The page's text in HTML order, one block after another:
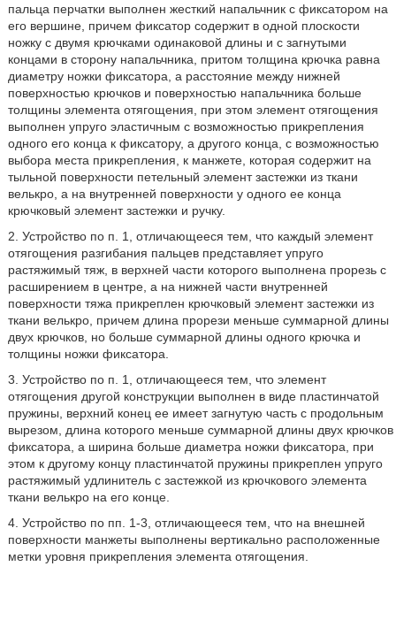
пальца перчатки выполнен жесткий напальчник с фиксатором на
его вершине, причем фиксатор содержит в одной плоскости
ножку с двумя крючками одинаковой длины и с загнутыми
концами в сторону напальчника, притом толщина крючка равна
диаметру ножки фиксатора, а расстояние между нижней
поверхностью крючков и поверхностью напальчника больше
толщины элемента отягощения, при этом элемент отягощения
выполнен упруго эластичным с возможностью прикрепления
одного его конца к фиксатору, а другого конца, с возможностью
выбора места прикрепления, к манжете, которая содержит на
тыльной поверхности петельный элемент застежки из ткани
велькро, а на внутренней поверхности у одного ее конца
крючковый элемент застежки и ручку.
2. Устройство по п. 1, отличающееся тем, что каждый элемент
отягощения разгибания пальцев представляет упруго
растяжимый тяж, в верхней части которого выполнена прорезь с
расширением в центре, а на нижней части внутренней
поверхности тяжа прикреплен крючковый элемент застежки из
ткани велькро, причем длина прорези меньше суммарной длины
двух крючков, но больше суммарной длины одного крючка и
толщины ножки фиксатора.
3. Устройство по п. 1, отличающееся тем, что элемент
отягощения другой конструкции выполнен в виде пластинчатой
пружины, верхний конец ее имеет загнутую часть с продольным
вырезом, длина которого меньше суммарной длины двух крючков
фиксатора, а ширина больше диаметра ножки фиксатора, при
этом к другому концу пластинчатой пружины прикреплен упруго
растяжимый удлинитель с застежкой из крючкового элемента
ткани велькро на его конце.
4. Устройство по пп. 1-3, отличающееся тем, что на внешней
поверхности манжеты выполнены вертикально расположенные
метки уровня прикрепления элемента отягощения.